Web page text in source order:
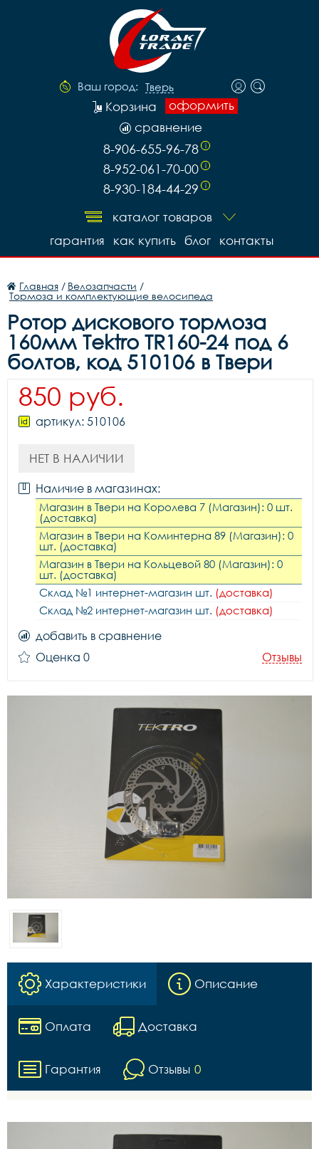
Ваш город: Тверь
оформить
Корзина
сравнение
8-906-655-96-78 i
8-952-061-70-00 i
8-930-184-44-29 i
каталог товаров
контакты
блог
как купить
гарантия
Главная / Велозапчасти /
Тормоза и комплектующие велосипеда
Ротор дискового тормоза
160мм Tektro TR160-24 под 6
болтов, код 510106 в Твери
850 руб.
артикул: 510106
НЕТ В НАЛИЧИИ
Наличие в магазинах:
Магазин в Твери на Королева 7 (Магазин): 0 шт.
(доставка)
Магазин в Твери на Коминтерна 89 (Магазин): 0
шт. (доставка)
Магазин в Твери на Кольцевой 80 (Магазин): 0
шт. (доставка)
Склад №1 интернет-магазин шт. (доставка)
Склад №2 интернет-магазин шт. (доставка)
добавить в сравнение
Оценка 0
Отзывы
Характеристики Описание
Оплата Доставка
Гарантия Отзывы 0